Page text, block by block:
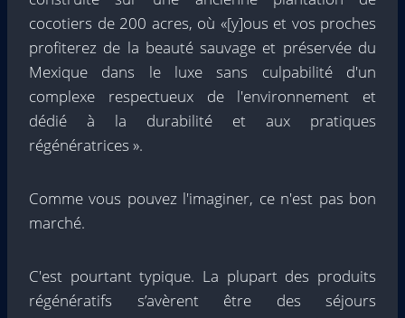
cocotiers de 200 acres, où «[y]ous et vos proches
profiterez de la beauté sauvage et préservée du
Mexique dans le luxe sans culpabilité d'un
complexe respectueux de l'environnement et
dédié à la durabilité et aux pratiques
régénératrices ».
Comme vous pouvez l'imaginer, ce n'est pas bon
marché.
C'est pourtant typique. La plupart des produits
régénératifs s’avèrent être des séjours